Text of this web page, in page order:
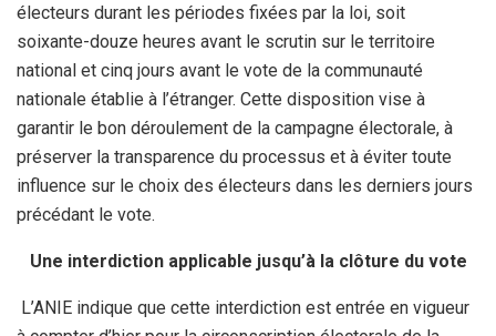
électeurs durant les périodes fixées par la loi, soit
soixante-douze heures avant le scrutin sur le territoire
national et cinq jours avant le vote de la communauté
nationale établie à l’étranger. Cette disposition vise à
garantir le bon déroulement de la campagne électorale, à
préserver la transparence du processus et à éviter toute
influence sur le choix des électeurs dans les derniers jours
précédant le vote.
Une interdiction applicable jusqu’à la clôture du vote
L’ANIE indique que cette interdiction est entrée en vigueur